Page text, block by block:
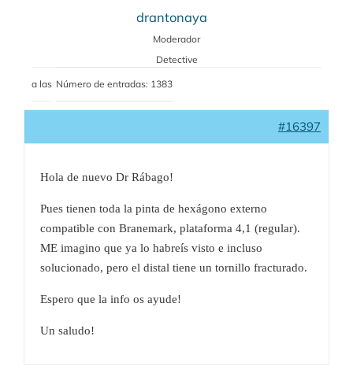
drantonaya
Moderador
Detective
a las Número de entradas: 1383
#16397
Hola de nuevo Dr Rábago!
Pues tienen toda la pinta de hexágono externo
compatible con Branemark, plataforma 4,1 (regular).
ME imagino que ya lo habreís visto e incluso
solucionado, pero el distal tiene un tornillo fracturado.
Espero que la info os ayude!
Un saludo!